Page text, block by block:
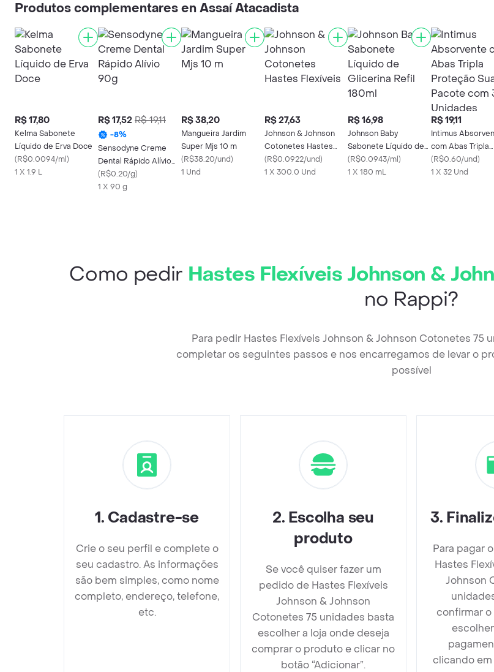
Produtos complementares en Assaí Atacadista
R$ 17,80
Kelma Sabonete
Líquido de Erva Doce
(R$0.0094/ml)
1 X 1.9 L
R$ 17,52 R$ 19,11
-8%
Sensodyne Creme
Dental Rápido Alívio
90g
(R$0.20/g)
1 X 90 g
R$ 38,20
Mangueira Jardim
Super Mjs 10 m
(R$38.20/und)
1 Und
R$ 27,63
Johnson & Johnson
Cotonetes Hastes
Flexíveis
(R$0.0922/und)
1 X 300.0 Und
R$ 16,98
Johnson Baby
Sabonete Líquido de
Glicerina Refil 180ml
(R$0.0943/ml)
1 X 180 mL
R$ 19,11
Intimus
com Abas Tripla
Proteção Suave
Pacote com 32
(R$0.60/und)
1 X 32 Und
Como pedir Hastes Flexíveis Johnson &
no Rappi?
Para pedir Hastes Flexíveis Johnson & Johnson Cotonetes 75
completar os seguintes passos e nos encarregamos de levar o
possível
1. Cadastre-se
Crie o seu perfil e complete o
seu cadastro. As informações
são bem simples, como nome
completo, endereço, telefone,
etc.
2. Escolha seu
produto
Se você quiser fazer um
pedido de Hastes Flexíveis
Johnson & Johnson
Cotonetes 75 unidades basta
escolher a loja onde deseja
comprar o produto e clicar no
botão “Adicionar”.
3.
Para pagar
Hastes
Johnson
confirmar
clicando em